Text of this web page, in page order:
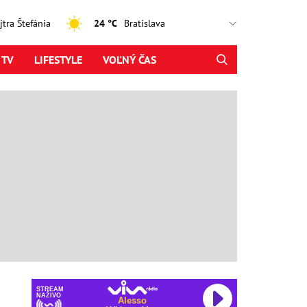
Štefánia 24 °C
LIFESTYLE VOĽNÝ ČAS
STREAM
NAŽIVO
Alesso